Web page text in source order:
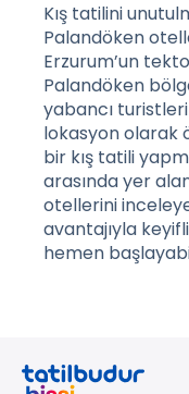
Kış tatilini
Palandöken
Erzurum’un
Palandöken
yabancı
lokasyon olarak
bir kış tatili
arasında yer
otellerini
avantajıyla
hemen